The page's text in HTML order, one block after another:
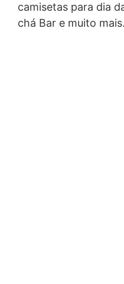
camisetas para dia
chá Bar e muito mais.